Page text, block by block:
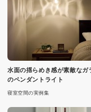
水面の揺らめき感が素敵なガ
のペンダントライト
寝室空間の実例集